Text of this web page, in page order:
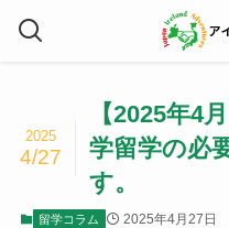
【2025年4
学留学の必
す。
2025
4/27
留学コラム 2025年4月27日